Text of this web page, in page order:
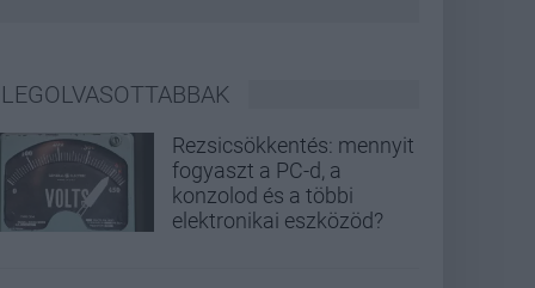
LEGOLVASOTTABBAK
Rezsicsökkentés: mennyit
fogyaszt a PC-d, a
konzolod és a többi
elektronikai eszközöd?